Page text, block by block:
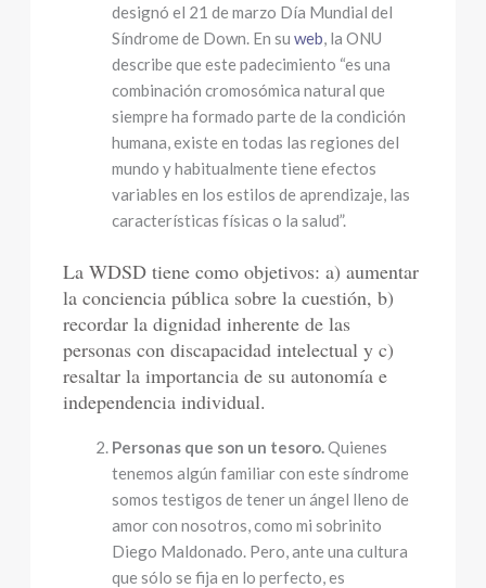
designó el 21 de marzo Día Mundial del
Síndrome de Down. En suweb, la ONU
describe que este padecimiento “es una
combinación cromosómica natural que
siempre ha formado parte de la condición
humana, existe en todas las regiones del
mundo y habitualmente tiene efectos
variables en los estilos de aprendizaje, las
características físicas o la salud”.
La WDSD tiene como objetivos: a) aumentar
la conciencia pública sobre la cuestión, b)
recordar la dignidad inherente de las
personas con discapacidad intelectual y c)
resaltar la importancia de su autonomía e
independencia individual.
Personas que son un tesoro.Quienes
tenemos algún familiar con este síndrome
somos testigos de tener un ángel lleno de
amor con nosotros, como mi sobrinito
Diego Maldonado. Pero, ante una cultura
que sólo se fija en lo perfecto, es